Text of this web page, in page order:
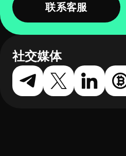
联系客服
社交媒体